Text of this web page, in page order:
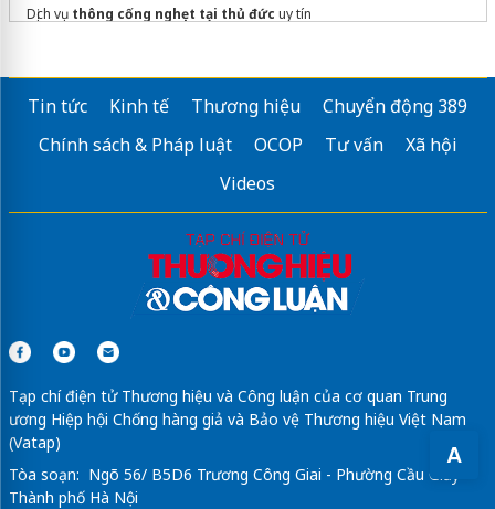
A
Dịch vụ thông cống nghẹt tại thủ đức uy tín
Tin tức Kinh tế Thương hiệu
Chuyển động 389
Chính sách & Pháp luật
OCOP Tư vấn
Xã hội
Videos
Tạp chí điện tử Thương hiệu và Công luận của cơ quan Trung
ương Hiệp hội Chống hàng giả và Bảo vệ Thương hiệu Việt Nam
(Vatap)
Tòa soạn: Ngõ 56/ B5D6 Trương Công Giai - Phường Cầu Giấy -
Thành phố Hà Nội